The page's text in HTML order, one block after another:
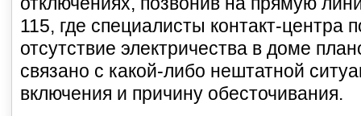
115, где специалисты контакт-центра
отсутствие электричества в доме
связано с какой-либо нештатной
включения и причину обесточивания.